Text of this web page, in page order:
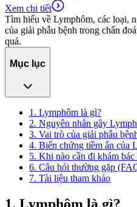
Xem chi tiết
Tìm hiểu về Lymphôm, các loại,
của giải phẫu bệnh trong chẩn
quả.
Mục lục
1. Lymphôm là gì?
2. Nguyên nhân gây
3. Vai trò của giải phẫu
4. Biến chứng tiềm ẩn của
5. Khi nào cần đi khám bác
6. Câu hỏi thường gặp
7. Tài liệu tham khảo
1. Lymphôm là gì?